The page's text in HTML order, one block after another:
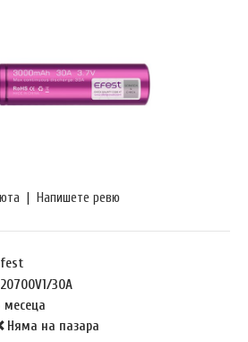
Напишете ревю
30A
месеца
Няма на пазара